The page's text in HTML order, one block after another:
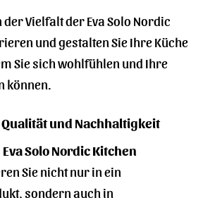
der Vielfalt der Eva Solo Nordic
und gestalten Sie Ihre Küche
Sie sich wohlfühlen und Ihre
können.
und Nachhaltigkeit
Eva Solo Nordic Kitchen
Sie nicht nur in ein
sondern auch in